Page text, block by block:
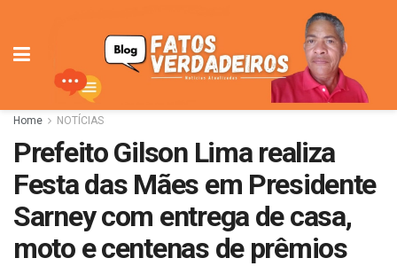
Home NOTÍCIAS
Prefeito Gilson Lima realiza
Festa das Mães em Presidente
Sarney com entrega de casa,
moto e centenas de prêmios